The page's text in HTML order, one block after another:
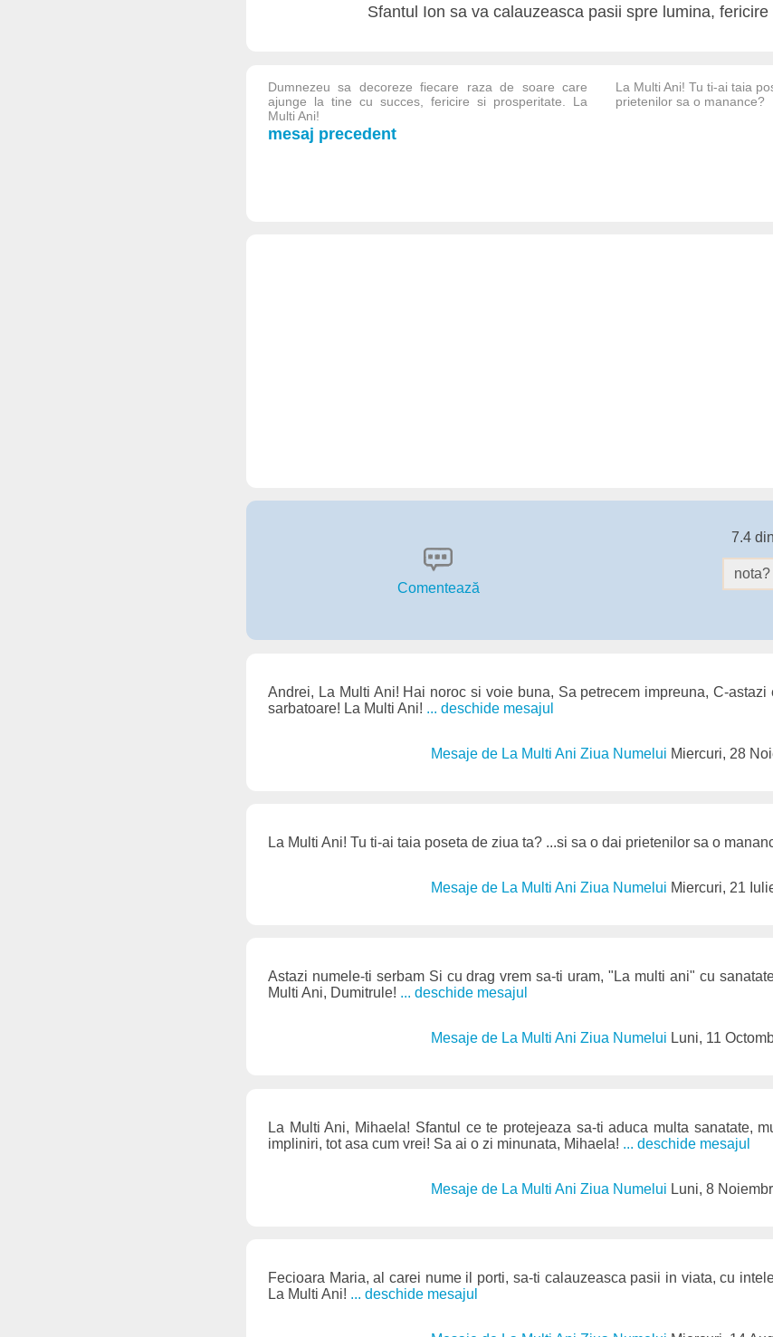
Sfantul Ion sa va calauzeasca pasii spre lumina, fericire
Dumnezeu sa decoreze fiecare raza de soare care
ajunge la tine cu succes, fericire si prosperitate. La
Multi Ani!
mesaj precedent
La Multi Ani! Tu ti-ai taia
prietenilor sa o manance?
Comentează
7.4
Andrei, La Multi Ani! Hai noroc si voie buna, Sa petrecem impreuna, C-
sarbatoare! La Multi Ani! ... deschide mesajul
Mesaje de La Multi Ani Ziua Numelui Miercuri, 28
La Multi Ani! Tu ti-ai taia poseta de ziua ta? ...si sa o dai prietenilor sa o
Mesaje de La Multi Ani Ziua Numelui Miercuri, 21
Astazi numele-ti serbam Si cu drag vrem sa-ti uram, "La multi ani" cu
Multi Ani, Dumitrule! ... deschide mesajul
Mesaje de La Multi Ani Ziua Numelui Luni, 11
La Multi Ani, Mihaela! Sfantul ce te protejeaza sa-ti aduca multa sanatate,
impliniri, tot asa cum vrei! Sa ai o zi minunata, Mihaela! ... deschide mesajul
Mesaje de La Multi Ani Ziua Numelui Luni, 8
Fecioara Maria, al carei nume il porti, sa-ti calauzeasca pasii in viata, cu
La Multi Ani! ... deschide mesajul